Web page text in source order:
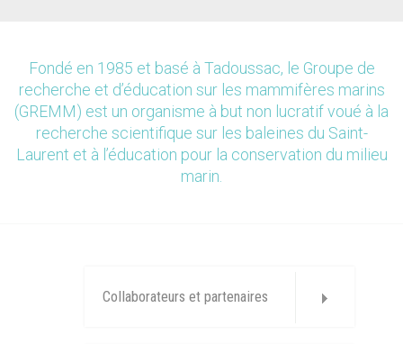
Fondé en 1985 et basé à Tadoussac, le Groupe de
recherche et d’éducation sur les mammifères marins
(GREMM) est un organisme à but non lucratif voué à la
recherche scientifique sur les baleines du Saint-
Laurent et à l’éducation pour la conservation du milieu
marin.
Collaborateurs et partenaires